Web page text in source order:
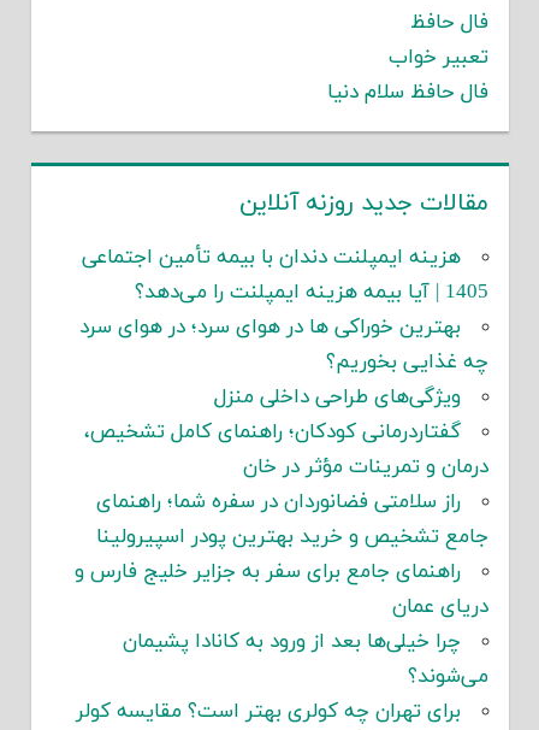
فال حافظ
تعبیر خواب
فال حافظ سلام دنیا
مقالات جدید روزنه آنلاین
هزینه ایمپلنت دندان با بیمه تأمین اجتماعی
1405 | آیا بیمه هزینه ایمپلنت را می‌دهد؟
بهترین خوراکی ها در هوای سرد؛ در هوای سرد
چه غذایی بخوریم؟
ویژگی‌های طراحی داخلی منزل
گفتاردرمانی کودکان؛ راهنمای کامل تشخیص،
درمان و تمرینات مؤثر در خان
راز سلامتی فضانوردان در سفره شما؛ راهنمای
جامع تشخیص و خرید بهترین پودر اسپیرولینا
راهنمای جامع برای سفر به جزایر خلیج فارس و
دریای عمان
چرا خیلی‌ها بعد از ورود به کانادا پشیمان
می‌شوند؟
برای تهران چه کولری بهتر است؟ مقایسه کولر